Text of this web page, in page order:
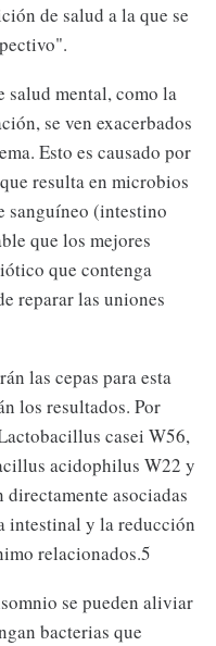
de salud a la que se
salud mental, como la
se ven exacerbados
Esto es causado por
resulta en microbios
sanguíneo (intestino
que los mejores
que contenga
reparar las uniones
las cepas para esta
los resultados. Por
casei W56,
acidophilus W22 y
asociadas
intestinal y la reducción
relacionados.5
se pueden aliviar
bacterias que